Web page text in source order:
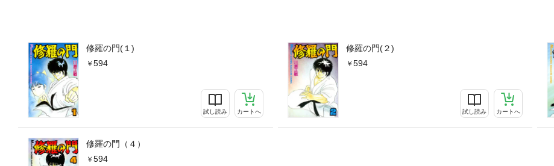
修羅の門(１)
594
試し読み カートへ
修羅の門(２)
594
試し読み カートへ
修羅の門（４）
594